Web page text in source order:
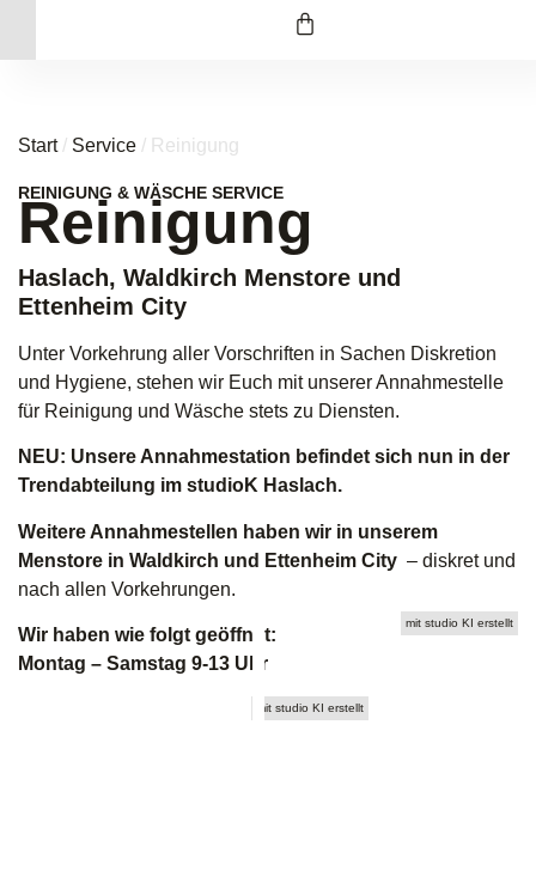
Start/ Service / Reinigung
REINIGUNG & WÄSCHE SERVICE
Reinigung
Haslach, Waldkirch Menstore und
Ettenheim City
Unter Vorkehrung aller Vorschriften in Sachen Diskretion
und Hygiene, stehen wir Euch mit unserer Annahmestelle
für Reinigung und Wäsche stets zu Diensten.
NEU: Unsere Annahmestation befindet sich nun in der
Trendabteilung im studioK Haslach.
Weitere Annahmestellen haben wir in unserem
Menstore in Waldkirch und Ettenheim City – diskret und
nach allen Vorkehrungen.
Wir haben wie folgt geöffnet:
Montag – Samstag 9-13 Uhr
mit studio KI erstellt
mit studio KI erstellt